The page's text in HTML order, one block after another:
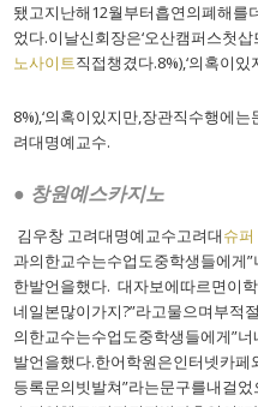
됐고지난해12월부터흡연의폐해를
었다.이날신회장은‘오산캠퍼스첫
노사이트직접챙겼다.8%),‘의혹이
8%),‘의혹이있지만,장관직수행에
려대명예교수.
● 창원예스카지노
김우창 고려대명예교수고려대슈
과의한교수는수업도중학생들에게
한발언을했다. 대자보에따르면이
네일본많이가지?”라고물으며부적
의한교수는수업도중학생들에게”
발언을했다.한어학원은인터넷카
등록문의빗발쳐”라는문구를내걸었